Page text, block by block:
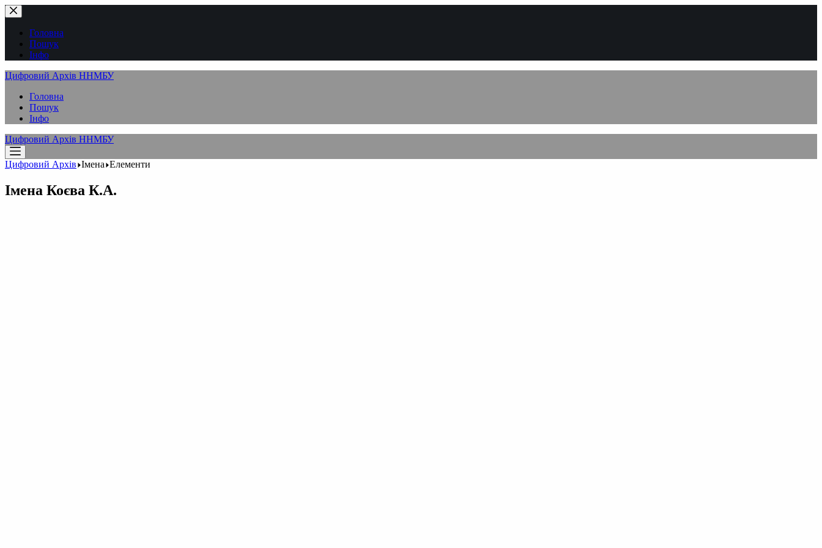
Перейти
до
вмістуГоловна
Пошук
Інфо
Цифровий Архів ННМБУ
Головна
Пошук
Інфо
Цифровий Архів ННМБУ
Цифровий Архів Імена Елементи
Імена Коєва К.А.